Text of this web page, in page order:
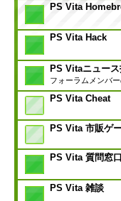
PS Vita
PS Vita Hack
PS Vitaニュー
フォーラムメンバ
PS Vita Cheat
PS Vita 市販ゲ
PS Vita 質問窓口
PS Vita 雑談